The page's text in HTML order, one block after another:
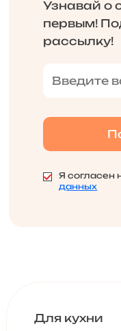
Узнавай о
первым!
рассылку!
Я согласен
данных
Для кухни